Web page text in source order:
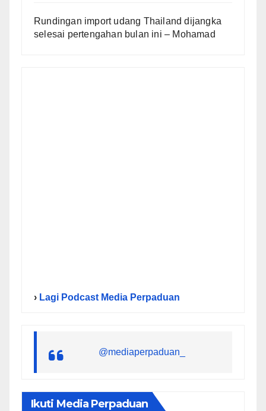
Rundingan import udang Thailand dijangka
selesai pertengahan bulan ini – Mohamad
› Lagi Podcast Media Perpaduan
@mediaperpaduan_
Ikuti Media Perpaduan